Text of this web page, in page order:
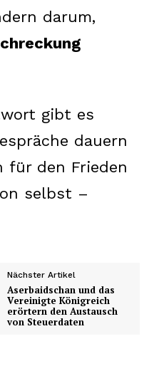
darum,
gibt es
dauern
für den Frieden
selbst –
Nächster Artikel
Aserbaidschan und das
Vereinigte Königreich
erörtern den Austausch
von Steuerdaten